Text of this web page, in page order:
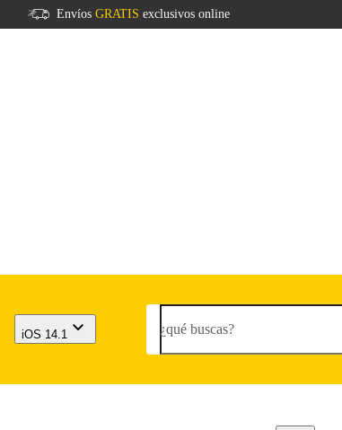
Envíos GRATIS exclusivos online
iOS 14.1 ¿qué buscas?